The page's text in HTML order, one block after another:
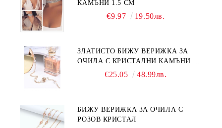
КАМЪНИ 1.5 СМ
€9.97 19.50лв.
ЗЛАТИСТО БИЖУ ВЕРИЖКА ЗА
ОЧИЛА С КРИСТАЛНИ КАМЪНИ И
€25.05 48.99лв.
БИЖУ ВЕРИЖКА ЗА ОЧИЛА С
РОЗОВ КРИСТАЛ